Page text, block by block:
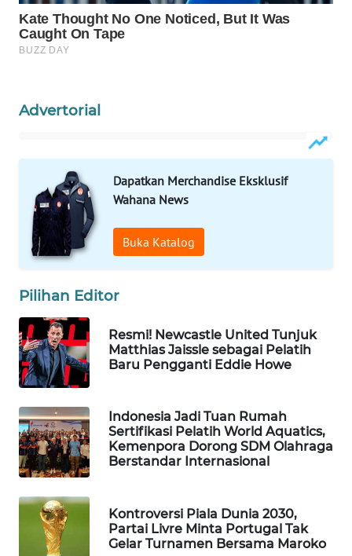
Advertorial
Dapatkan Merchandise Eksklusif
Wahana News
Buka Katalog
Pilihan Editor
Resmi! Newcastle United Tunjuk
Matthias Jaissle sebagai Pelatih
Baru Pengganti Eddie Howe
Indonesia Jadi Tuan Rumah
Sertifikasi Pelatih World Aquatics,
Kemenpora Dorong SDM Olahraga
Berstandar Internasional
Kontroversi Piala Dunia 2030,
Partai Livre Minta Portugal Tak
Gelar Turnamen Bersama Maroko
WN
SURABAYA
WN
MANDALIKA
WN
LIKUPANG
LABUANBAJO
WN
BORNEO
Wahana
Media
Group
NEWS
WAHANA